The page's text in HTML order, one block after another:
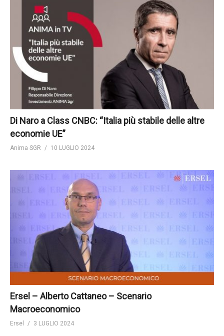
Di Naro a Class CNBC: “Italia più stabile delle altre
economie UE”
Anima SGR 10 LUGLIO 2024
Ersel – Alberto Cattaneo – Scenario
Macroeconomico
Ersel 3 LUGLIO 2024